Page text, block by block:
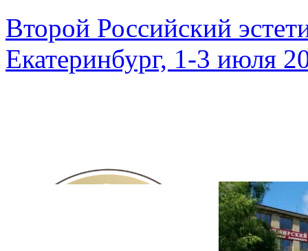
Второй Российский
Екатеринбург, 1-3 июля